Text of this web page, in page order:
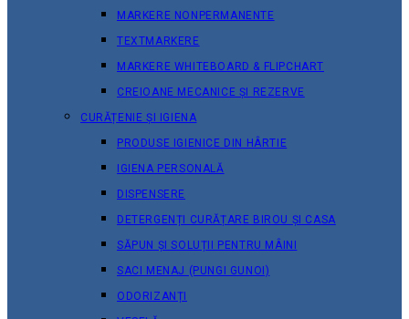
MARKERE NONPERMANENTE
TEXTMARKERE
MARKERE WHITEBOARD & FLIPCHART
CREIOANE MECANICE ȘI REZERVE
CURĂȚENIE ȘI IGIENA
PRODUSE IGIENICE DIN HÂRTIE
IGIENA PERSONALĂ
DISPENSERE
DETERGENȚI CURĂȚARE BIROU ȘI CASA
SĂPUN ȘI SOLUȚII PENTRU MÂINI
SACI MENAJ (PUNGI GUNOI)
ODORIZANȚI